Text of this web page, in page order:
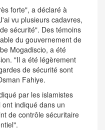
forte", a déclaré à
vu plusieurs cadavres,
sécurité". Des témoins
du gouvernement de
Mogadiscio, a été
"Il a été légèrement
de sécurité sont
Fahiye.
par les islamistes
indiqué dans un
de contrôle sécuritaire